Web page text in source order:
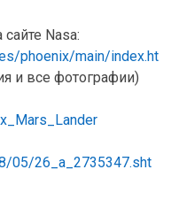
Nasa:
phoenix/main/index.ht
и все фотографии)
05/26_a_2735347.sht